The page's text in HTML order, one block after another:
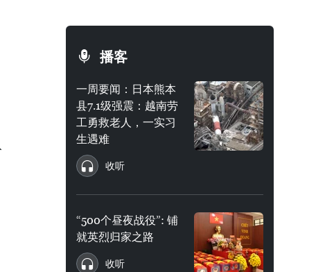
播客
一周要闻：日本熊本
县7.1级强震：越南劳
工勇救老人，一实习
生遇难
收听
“500个昼夜战役”: 铺
就英烈归家之路
收听